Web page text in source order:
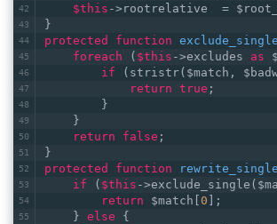
$this ->rootrelative  =
}
protected
function exclude_single
foreach ( $this ->excludes as
if (stristr($match,
return true ;
        }
    }
return
false ;
}
protected
function rewrite_single
if ( $this -
return $match[ 0 ];
    }
else {